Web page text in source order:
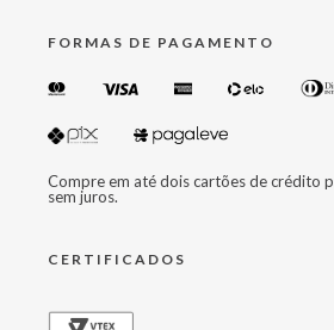
FORMAS DE PAGAMENTO
Compre em até dois cartões de crédito
sem juros.
CERTIFICADOS